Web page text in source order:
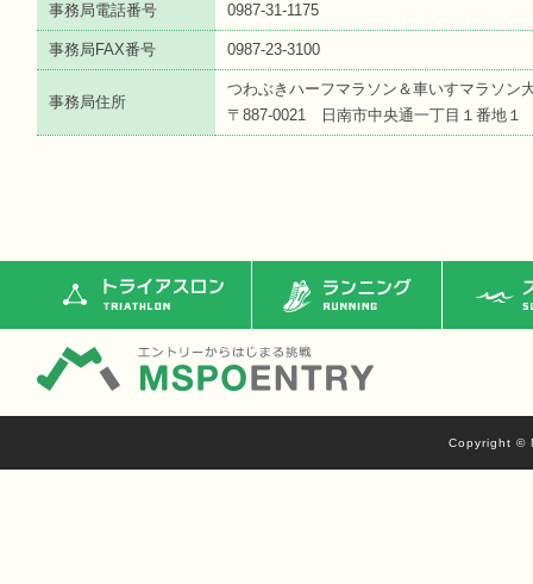
事務局電話番号 0987-31-1175
事務局FAX番号 0987-23-3100
事務局住所
つわぶきハーフマラソン＆車いすマラソ
〒887-0021 日南市中央通一丁目１番地１
トライアスロン ランニング ス
Copyright ©